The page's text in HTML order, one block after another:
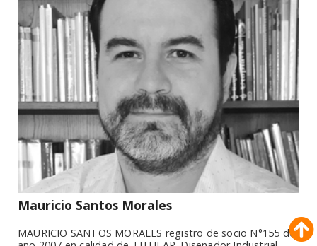
Mauricio Santos Morales
MAURICIO SANTOS MORALES registro de socio N°155 del